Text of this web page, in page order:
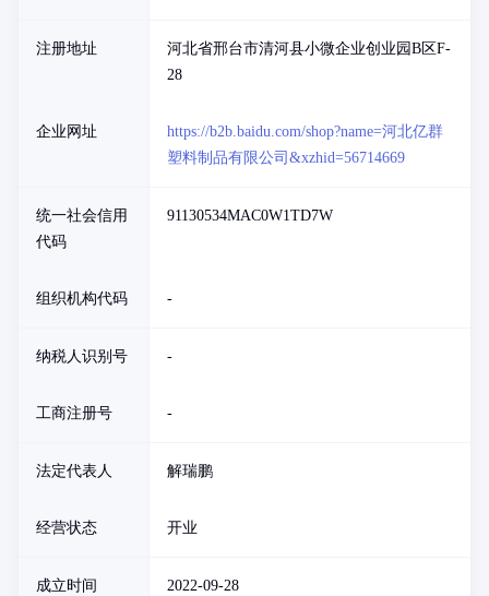
注册地址
河北省邢台市清河县小微企业创业园B区F-
28
企业网址
https://b2b.baidu.com/shop?name=河北亿群
塑料制品有限公司&xzhid=56714669
统一社会信用
代码
91130534MAC0W1TD7W
组织机构代码 -
纳税人识别号 -
工商注册号 -
法定代表人 解瑞鹏
经营状态 开业
成立时间 2022-09-28